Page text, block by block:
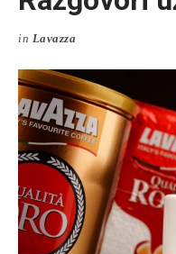
in Lavazza